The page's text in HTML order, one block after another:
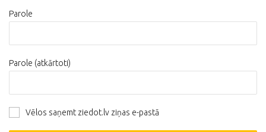
Parole
Parole (atkārtoti)
Vēlos saņemt ziedot.lv ziņas e-pastā